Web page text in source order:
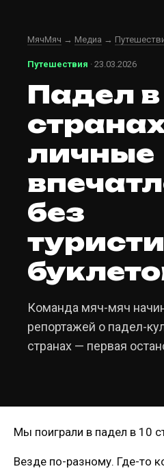
МячМяч → Медиа →
Путешествия · 23.03.2026
Падел в
личные
без
Команда мяч-мяч
репортажей о падел-
странах — первая
Мы поиграли в падел в 10
Везде по-разному. Где-то